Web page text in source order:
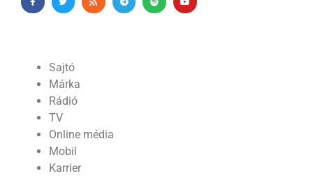
Sajtó
Márka
Rádió
TV
Online média
Mobil
Karrier